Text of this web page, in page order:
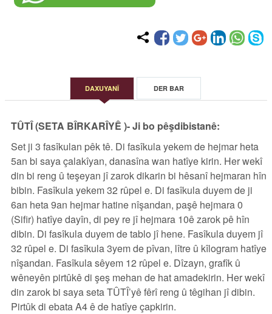
DAXUYANÎ DER BAR
TÛTÎ(SETA BÎRKARÎYÊ )-Ji bo pêşdibistanê:
Set ji 3 fasîkulan pêk tê. Di fasîkula yekem de hejmar heta
5an bi saya çalakîyan, danasîna wan hatîye kirin. Her wekî
din bi reng û teşeyan jî zarok dikarin bi hêsanî hejmaran hîn
bibin. Fasîkula yekem 32 rûpel e. Di fasîkula duyem de ji
6an heta 9an hejmar hatine nîşandan, paşê hejmara 0
(Sifir) hatîye dayîn, di pey re jî hejmara 10ê zarok pê hîn
dibin. Di fasîkula duyem de tablo jî hene. Fasîkula duyem jî
32 rûpel e. Di fasîkula 3yem de pîvan, lître û kîlogram hatîye
nîşandan. Fasîkula sêyem 12 rûpel e. Dîzayn, grafîk û
wêneyên pirtûkê di şeş mehan de hat amadekirin. Her wekî
din zarok bi saya seta TÛTÎ’yê fêrî reng û têgihan jî dibin.
Pirtûk di ebata A4 ê de hatîye çapkirin.